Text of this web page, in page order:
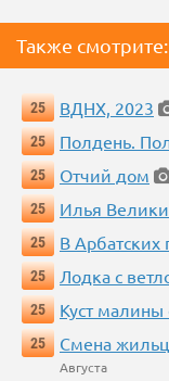
Также смотрите:
25 ВДНХ, 2023
25
Полдень.
25
Отчий дом
25
Илья
25
В Арбатских
25
Лодка с
25
Куст малины
25
Смена
Августа